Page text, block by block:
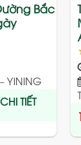
Bắc
YINING
TIẾT